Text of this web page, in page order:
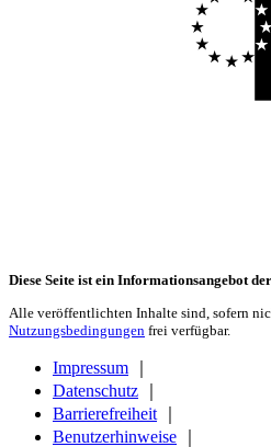
Diese Seite ist ein Informationsangebot
Alle veröffentlichten Inhalte sind, sofern
Nutzungsbedingungen frei verfügbar.
Impressum
Datenschutz
Barrierefreiheit
Benutzerhinweise